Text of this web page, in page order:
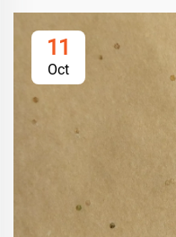
11
Oct